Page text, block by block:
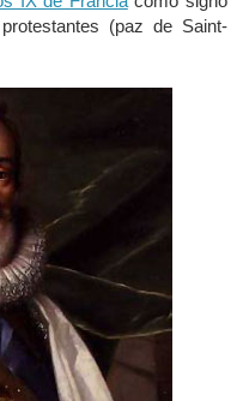
(paz de Saint-